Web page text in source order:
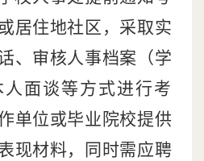
居住地社区，采取实
、审核人事档案（学
面谈等方式进行考
单位或毕业院校提供
现材料，同时需应聘